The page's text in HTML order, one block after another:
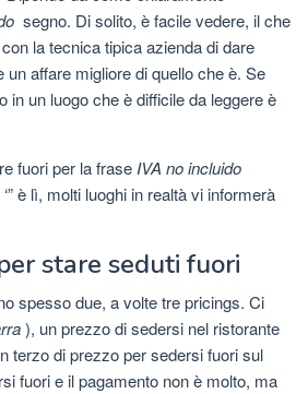
segno. Di solito, è facile vedere, il che
la tecnica tipica azienda di dare
un affare migliore di quello che è. Se
in un luogo che è difficile da leggere è
fuori per la frase IVA no incluido
è lì, molti luoghi in realtà vi informerà
stare seduti fuori
spesso due, a volte tre pricings. Ci
), un prezzo di sedersi nel ristorante
terzo di prezzo per sedersi fuori sul
fuori e il pagamento non è molto, ma